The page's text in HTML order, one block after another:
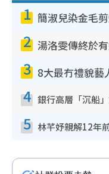
1
2
3
4
5